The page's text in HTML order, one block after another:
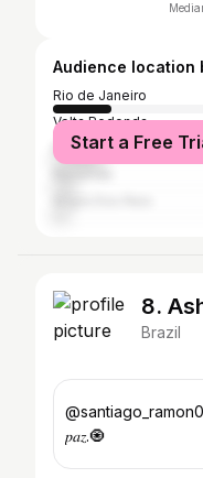
Audience location
Rio de Janeiro
Volta Redonda
Barra Mansa
Start a Free
8.
Brazil
𝑝𝑎𝑧.🧿